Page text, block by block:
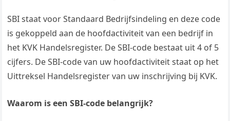
SBI staat voor Standaard Bedrijfsindeling en deze code
is gekoppeld aan de hoofdactiviteit van een bedrijf in
het KVK Handelsregister. De SBI-code bestaat uit 4 of 5
cijfers. De SBI-code van uw hoofdactiviteit staat op het
Uittreksel Handelsregister van uw inschrijving bij KVK.
Waarom is een SBI-code belangrijk?